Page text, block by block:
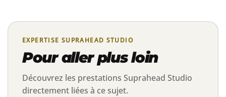
EXPERTISE SUPRAHEAD STUDIO
Pour aller plus loin
Découvrez les prestations Suprahead Studio
directement liées à ce sujet.